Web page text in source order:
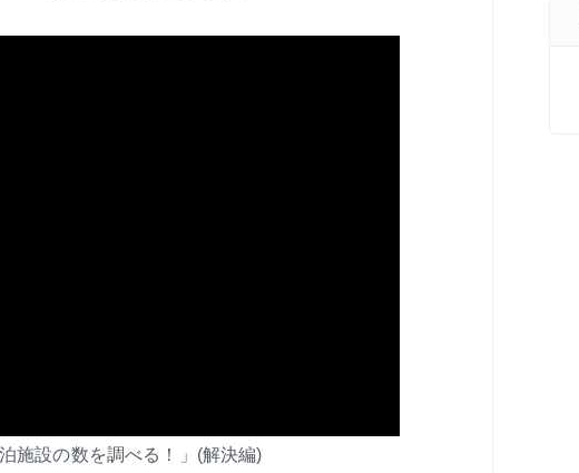
施設の数を調べる！」(解決編)